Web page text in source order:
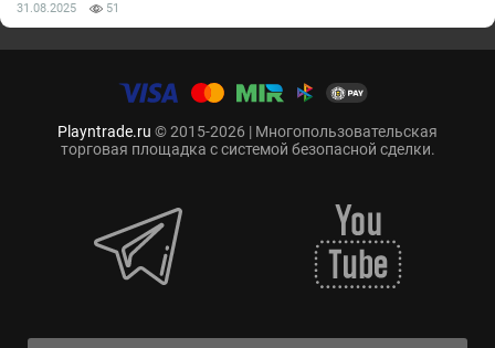
31.08.2025 51
Playntrade.ru © 2015-2026 | Многопользовательская
торговая площадка с системой безопасной сделки.